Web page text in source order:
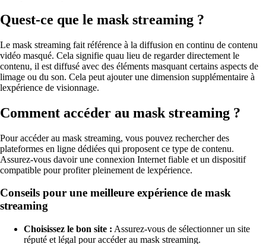
Quest-ce que le mask streaming ?
Le mask streaming fait référence à la diffusion en continu de contenu
vidéo masqué. Cela signifie quau lieu de regarder directement le
contenu, il est diffusé avec des éléments masquant certains aspects de
limage ou du son. Cela peut ajouter une dimension supplémentaire à
lexpérience de visionnage.
Comment accéder au mask streaming ?
Pour accéder au mask streaming, vous pouvez rechercher des
plateformes en ligne dédiées qui proposent ce type de contenu.
Assurez-vous davoir une connexion Internet fiable et un dispositif
compatible pour profiter pleinement de lexpérience.
Conseils pour une meilleure expérience de mask
streaming
Choisissez le bon site : Assurez-vous de sélectionner un site
réputé et légal pour accéder au mask streaming.